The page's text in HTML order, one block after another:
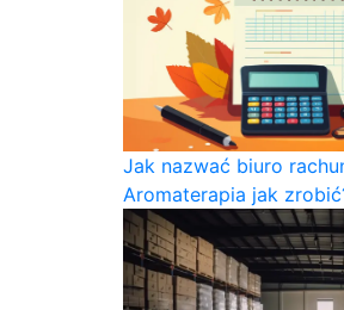
Jak nazwać biuro
Aromaterapia jak